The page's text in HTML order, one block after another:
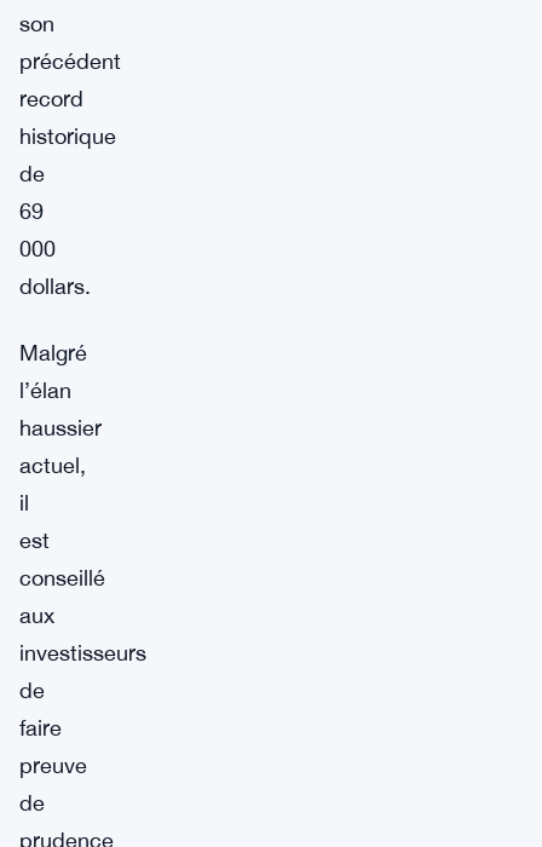
son
précédent
record
historique
de
69
000
dollars.
Malgré
l’élan
haussier
actuel,
il
est
conseillé
aux
investisseurs
de
faire
preuve
de
prudence